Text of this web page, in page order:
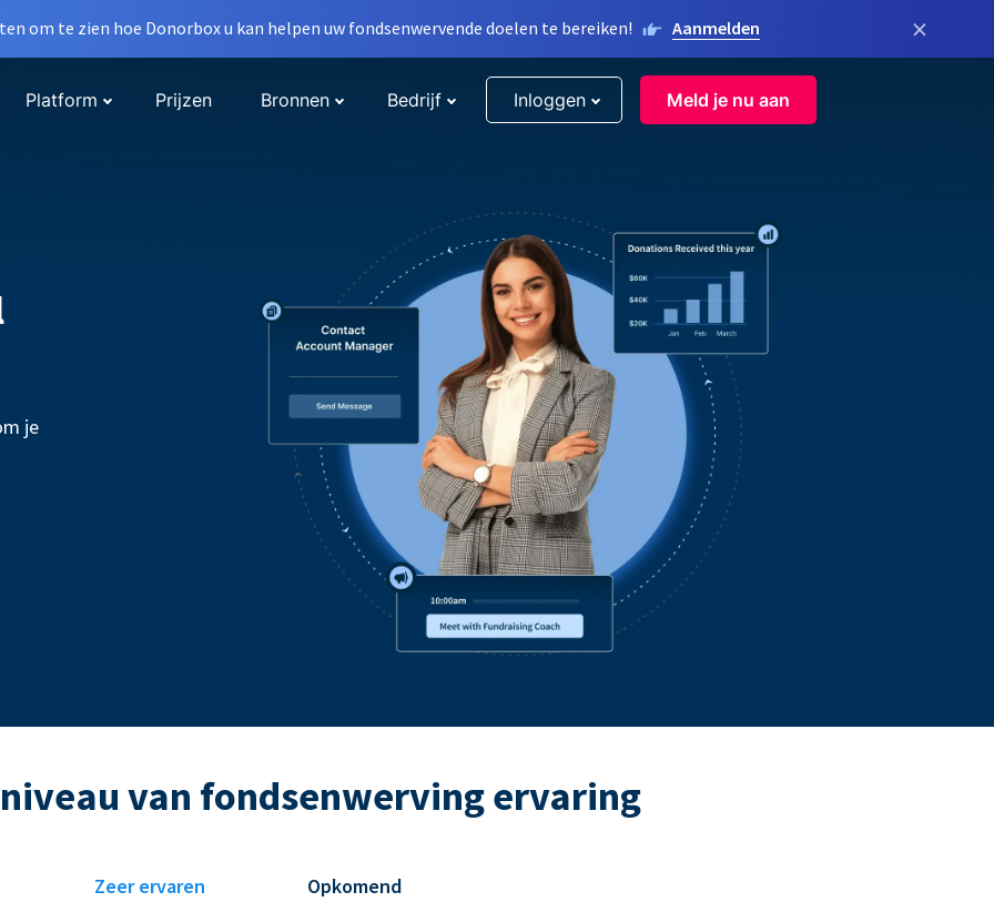
om te zien hoe Donorbox u kan helpen uw fondsenwervende doelen te bereiken! Aanmelden ×
Platform Prijzen Bronnen Bedrijf Inloggen Meld je nu aan
je
van fondsenwerving ervaring
Zeer ervaren Opkomend